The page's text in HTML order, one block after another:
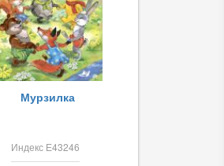
Мурзилка
Индекс Е43246